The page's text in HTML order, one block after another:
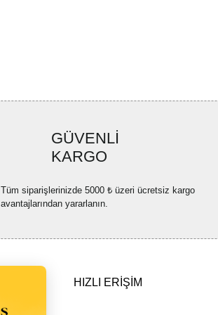
GÜVENLİ
KARGO
Tüm siparişlerinizde 5000 ₺ üzeri ücretsiz kargo
avantajlarından yararlanın.
HIZLI ERİŞİM